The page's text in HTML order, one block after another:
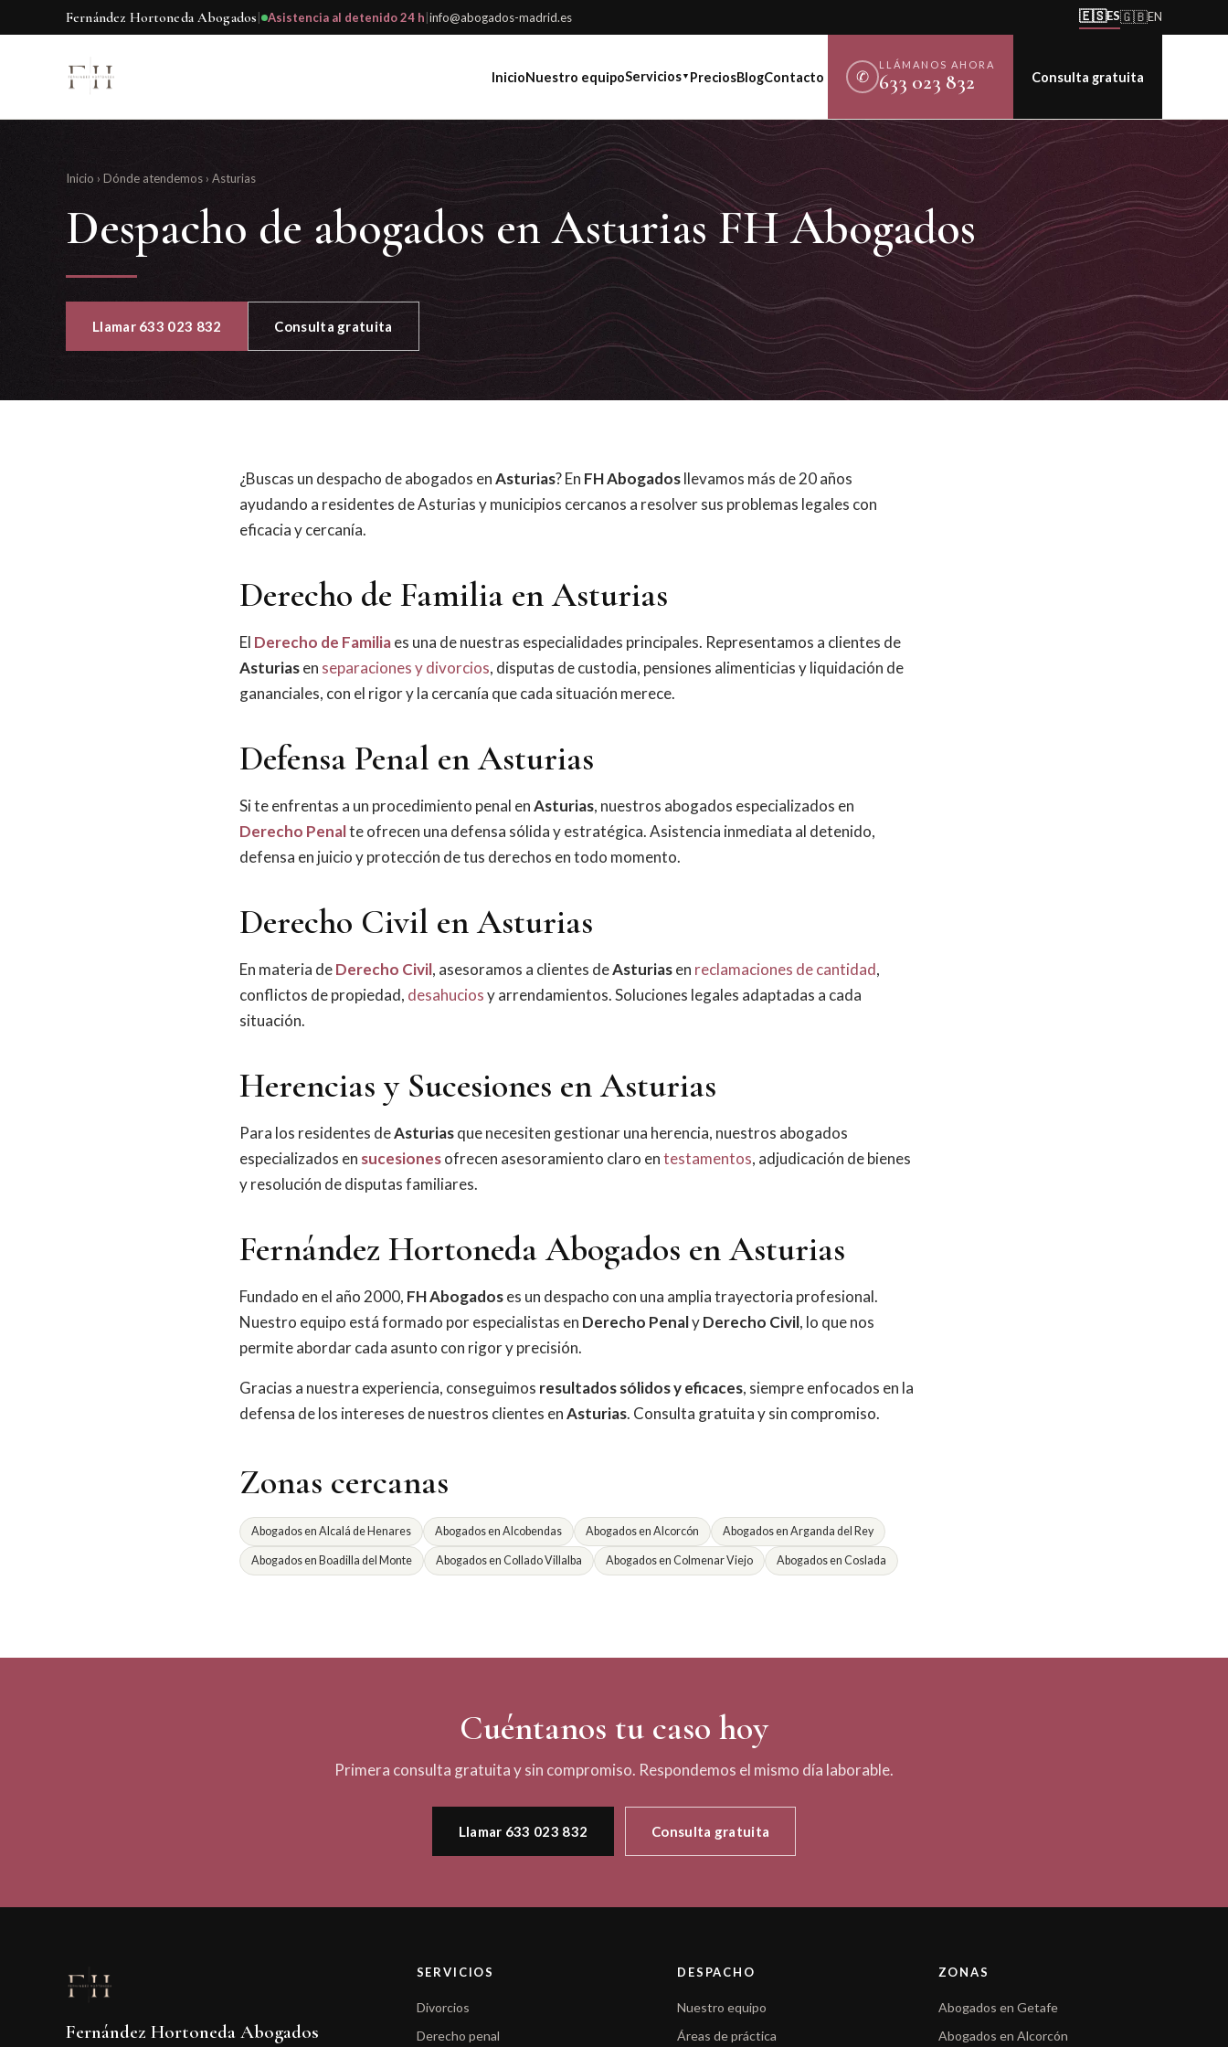
Fernández Hortoneda Abogados| Asistencia al detenido 24 h|info@abogados-madrid.es 🇪🇸ES🇬🇧EN
InicioNuestro equipoServicios▼ PreciosBlogContacto ✆
LLÁMANOS AHORA
633 023 832 Consulta gratuita
Inicio › Dónde atendemos › Asturias
Despacho de abogados en Asturias FH Abogados
Llamar 633 023 832 Consulta gratuita
¿Buscas un despacho de abogados enAsturias? En FH Abogadosllevamos más de 20 años
ayudando a residentes de Asturias y municipios cercanos a resolver sus problemas legales con
eficacia y cercanía.
Derecho de Familia en Asturias
El Derecho de Familiaes una de nuestras especialidades principales. Representamos a clientes de
Asturiasen separaciones y divorcios, disputas de custodia, pensiones alimenticias y liquidación de
gananciales, con el rigor y la cercanía que cada situación merece.
Defensa Penal en Asturias
Si te enfrentas a un procedimiento penal enAsturias, nuestros abogados especializados en
Derecho Penalte ofrecen una defensa sólida y estratégica. Asistencia inmediata al detenido,
defensa en juicio y protección de tus derechos en todo momento.
Derecho Civil en Asturias
En materia deDerecho Civil, asesoramos a clientes deAsturiasen reclamaciones de cantidad,
conflictos de propiedad, desahuciosy arrendamientos. Soluciones legales adaptadas a cada
situación.
Herencias y Sucesiones en Asturias
Para los residentes deAsturiasque necesiten gestionar una herencia, nuestros abogados
especializados en sucesionesofrecen asesoramiento claro entestamentos, adjudicación de bienes
y resolución de disputas familiares.
Fernández Hortoneda Abogados en Asturias
Fundado en el año 2000, FH Abogadoses un despacho con una amplia trayectoria profesional.
Nuestro equipo está formado por especialistas en Derecho PenalyDerecho Civil, lo que nos
permite abordar cada asunto con rigor y precisión.
Gracias a nuestra experiencia, conseguimos resultados sólidos y eficaces, siempre enfocados en la
defensa de los intereses de nuestros clientes enAsturias. Consulta gratuita y sin compromiso.
Zonas cercanas
Abogados en Alcalá de Henares Abogados en Alcobendas Abogados en Alcorcón Abogados en Arganda del Rey
Abogados en Boadilla del Monte Abogados en Collado Villalba Abogados en Colmenar Viejo Abogados en Coslada
Cuéntanos tu caso hoy
Primera consulta gratuita y sin compromiso. Respondemos el mismo día laborable.
Llamar 633 023 832 Consulta gratuita
Fernández Hortoneda Abogados
SERVICIOS
Divorcios
Derecho penal
DESPACHO
Nuestro equipo
Áreas de práctica
ZONAS
Abogados en Getafe
Abogados en Alcorcón